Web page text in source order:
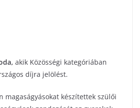
, akik Közösségi kategóriában
díjra jelölést.
magaságyásokat készítettek szülői